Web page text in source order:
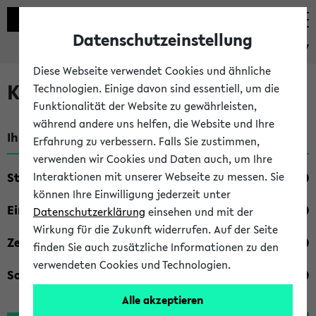
eKVV
Kombisuche im eKVV
Ihre Suchkriterien:
Studienfach
Einrichtung
Zeiten
Sonstiges
Datenschutzeinstellung
Diese Webseite verwendet Cookies und ähnliche
Technologien. Einige davon sind essentiell, um die
Funktionalität der Website zu gewährleisten,
während andere uns helfen, die Website und Ihre
Erfahrung zu verbessern. Falls Sie zustimmen,
verwenden wir Cookies und Daten auch, um Ihre
Interaktionen mit unserer Webseite zu messen. Sie
können Ihre Einwilligung jederzeit unter
Datenschutzerklärung einsehen und mit der
Wirkung für die Zukunft widerrufen. Auf der Seite
finden Sie auch zusätzliche Informationen zu den
verwendeten Cookies und Technologien.
Alle akzeptieren